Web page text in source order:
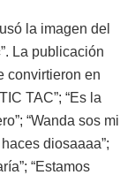
la imagen del
”. La publicación
convirtieron en
TAC”; “Es la
“Wanda sos mi
diosaaaa”;
“Estamos